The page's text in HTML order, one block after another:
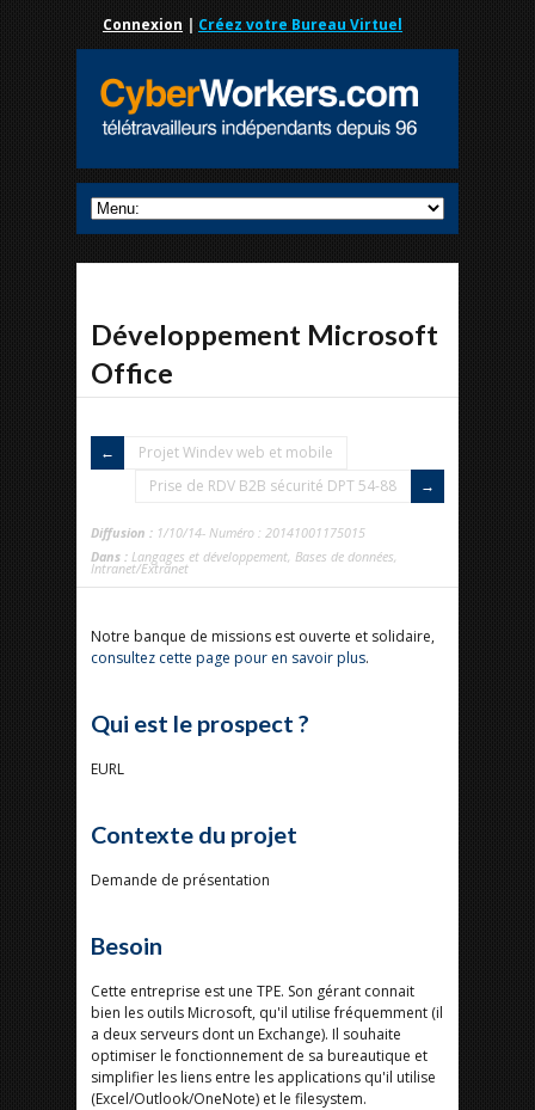
Connexion | Créez votre Bureau Virtuel
Développement Microsoft
Office
Projet Windev web et mobile
Prise de RDV B2B sécurité DPT 54-88
Diffusion : 1/10/14- Numéro : 20141001175015
Dans : Langages et développement, Bases de données,
Intranet/Extranet
Notre banque de missions est ouverte et solidaire,
consultez cette page pour en savoir plus.
Qui est le prospect ?
EURL
Contexte du projet
Demande de présentation
Besoin
Cette entreprise est une TPE. Son gérant connait
bien les outils Microsoft, qu'il utilise fréquemment (il
a deux serveurs dont un Exchange). Il souhaite
optimiser le fonctionnement de sa bureautique et
simplifier les liens entre les applications qu'il utilise
(Excel/Outlook/OneNote) et le filesystem.